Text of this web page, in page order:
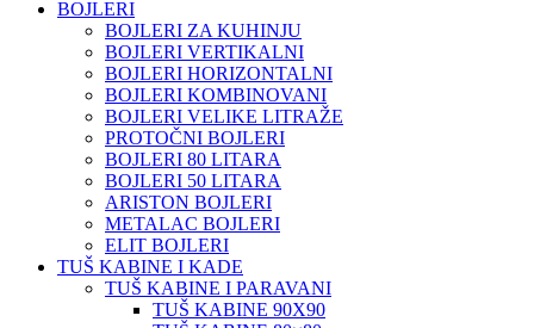
BOJLERI
BOJLERI ZA KUHINJU
BOJLERI VERTIKALNI
BOJLERI HORIZONTALNI
BOJLERI KOMBINOVANI
BOJLERI VELIKE LITRAŽE
PROTOČNI BOJLERI
BOJLERI 80 LITARA
BOJLERI 50 LITARA
ARISTON BOJLERI
METALAC BOJLERI
ELIT BOJLERI
TUŠ KABINE I KADE
TUŠ KABINE I PARAVANI
TUŠ KABINE 90X90